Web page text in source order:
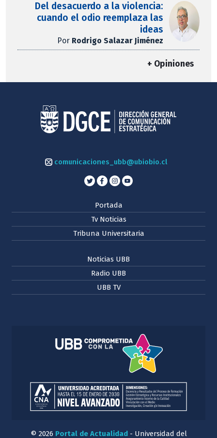
Del desacuerdo a la violencia:
cuando el odio reemplaza las
ideas
Por Rodrigo Salazar Jiménez
+ Opiniones
comunicaciones_ubb@ubiobio.cl
Portada
Tv Noticias
Tribuna Universitaria
Noticias UBB
Radio UBB
UBB TV
© 2026 Portal de Actualidad- Universidad del